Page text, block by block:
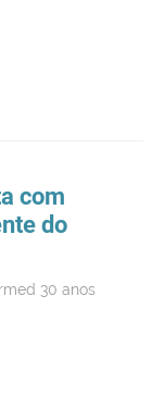
com
do
30 anos